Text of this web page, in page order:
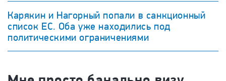
Карякин и Нагорный попали в санкционный
список ЕС. Оба уже находились под
политическими ограничениями